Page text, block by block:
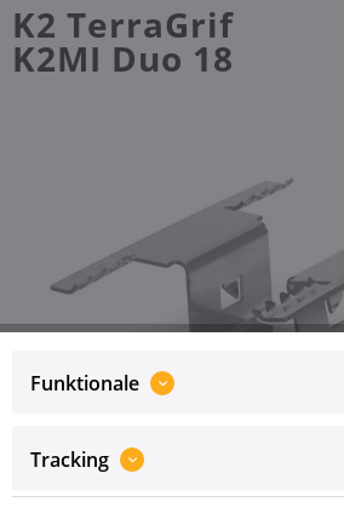
K2 TerraGrif
K2MI Duo 18
Preise sind erst nach erfolgreicher
Funktionale
Tracking